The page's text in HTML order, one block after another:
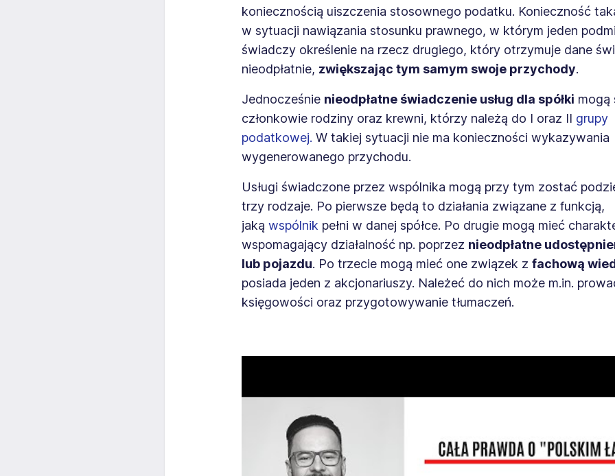
koniecznością uiszczenia stosownego podatku. Konieczność
w sytuacji nawiązania stosunku prawnego, w którym jeden
świadczy określenie na rzecz drugiego, który otrzymuje dane
nieodpłatnie, zwiększając tym samym swoje przychody.
Jednocześnie nieodpłatne świadczenie usług dla spółki mogą
członkowie rodziny oraz krewni, którzy należą do I oraz II grupy
podatkowej. W takiej sytuacji nie ma konieczności wykazywania
wygenerowanego przychodu.
Usługi świadczone przez wspólnika mogą przy tym zostać
trzy rodzaje. Po pierwsze będą to działania związane z funkcją,
jaką wspólnik pełni w danej spółce. Po drugie mogą mieć
wspomagający działalność np. poprzez nieodpłatne
lub pojazdu. Po trzecie mogą mieć one związek z fachową
posiada jeden z akcjonariuszy. Należeć do nich może m.in.
księgowości oraz przygotowywanie tłumaczeń.